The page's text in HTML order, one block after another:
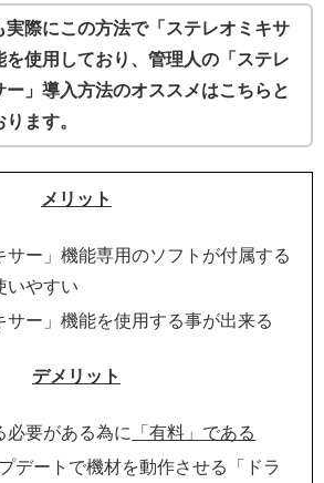
実際にこの方法で「ステレオミキサ
を使用しており、管理人の「ステレ
ー」導入方法のオススメはこちらと
ます。
メリット
サー」機能専用のソフトが付属する
いやすい
サー」機能を使用する事が出来る
デメリット
必要がある為に
「有料」である
デートで機材を動作させる「ドラ